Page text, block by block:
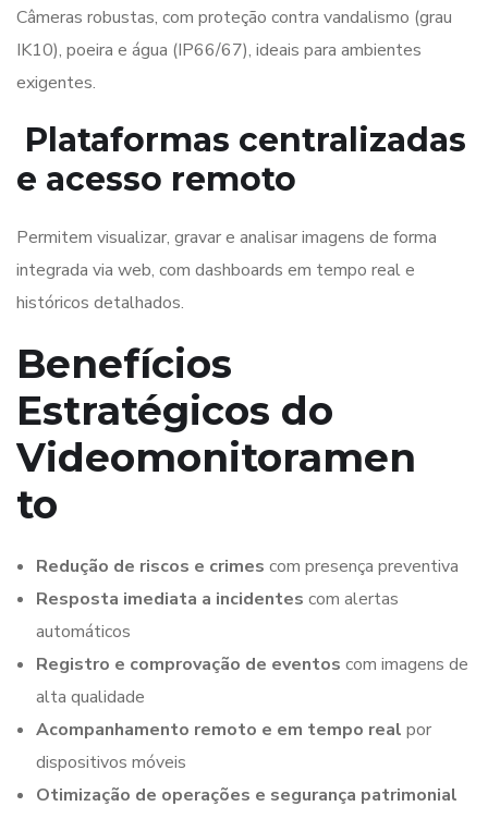
Câmeras robustas, com proteção contra vandalismo (grau
IK10), poeira e água (IP66/67), ideais para ambientes
exigentes.
Plataformas centralizadas
e acesso remoto
Permitem visualizar, gravar e analisar imagens de forma
integrada via web, com dashboards em tempo real e
históricos detalhados.
Benefícios
Estratégicos do
Videomonitoramen
to
Redução de riscos e crimes com presença preventiva
Resposta imediata a incidentes com alertas
automáticos
Registro e comprovação de eventos com imagens de
alta qualidade
Acompanhamento remoto e em tempo real por
dispositivos móveis
Otimização de operações e segurança patrimonial